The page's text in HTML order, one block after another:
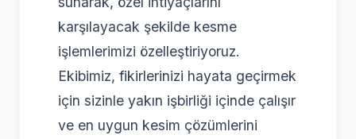
karşılayacak şekilde kesme
işlemlerimizi özelleştiriyoruz.
Ekibimiz, fikirlerinizi hayata geçirmek
için sizinle yakın işbirliği içinde çalışır
ve en uygun kesim çözümlerini